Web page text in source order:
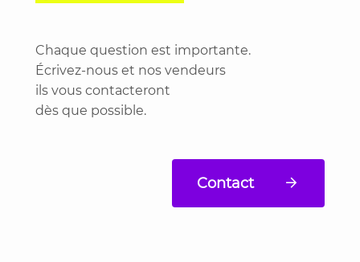
Chaque question est importante.
Écrivez-nous et nos vendeurs
ils vous contacteront
dès que possible.
Contact